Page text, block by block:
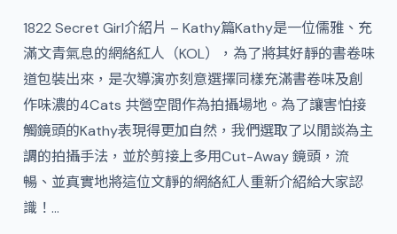
1822 Secret Girl介紹片 – Kathy篇Kathy是一位儒雅、充
滿文青氣息的網絡紅人（KOL），為了將其好靜的書卷味
道包裝出來，是次導演亦刻意選擇同樣充滿書卷味及創
作味濃的4Cats 共營空間作為拍攝場地。為了讓害怕接
觸鏡頭的Kathy表現得更加自然，我們選取了以閒談為主
調的拍攝手法，並於剪接上多用Cut-Away 鏡頭，流
暢、並真實地將這位文靜的網絡紅人重新介紹給大家認
識！…